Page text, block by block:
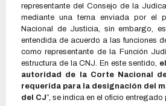
representante del Consejo de la
mediante una terna enviada por el
Nacional de Justicia, sin embargo,
entendida de acuerdo a las funciones
como representante de la Función
estructura de la CNJ. En este sentido,
autoridad de la Corte Nacional
requerida para la designación del
del CJ”, se indica en el oficio entregado